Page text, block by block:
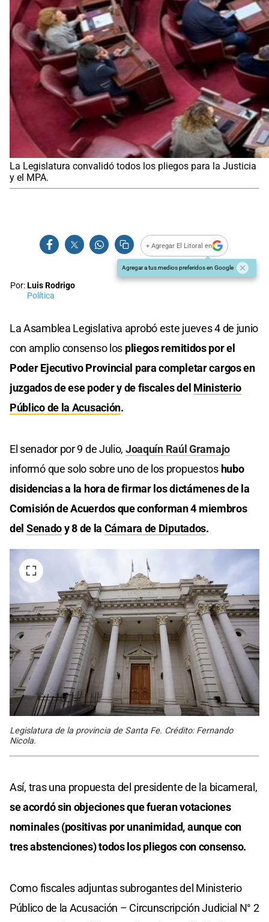
La Legislatura convalidó todos los pliegos para la Justicia
y el MPA.
+ Agregar El Litoral en
Agregar a tus medios preferidos en Google
Por:Luis Rodrigo
Política
La Asamblea Legislativa aprobó este jueves 4 de junio
con amplio consenso los pliegos remitidos por el
Poder Ejecutivo Provincial para completar cargos en
juzgados de ese poder y de fiscales del Ministerio
Público de la Acusación.
El senador por 9 de Julio, Joaquín Raúl Gramajo
informó que solo sobre uno de los propuestoshubo
disidencias a la hora de firmar los dictámenes de la
Comisión de Acuerdos que conforman 4 miembros
del Senadoy 8 de la Cámara de Diputados.
Legislatura de la provincia de Santa Fe. Crédito: Fernando
Nicola.
Así, tras una propuesta del presidente de la bicameral,
se acordó sin objeciones que fueran votaciones
nominales (positivas por unanimidad, aunque con
tres abstenciones) todos los pliegos con consenso.
Como fiscales adjuntas subrogantes del Ministerio
Público de la Acusación – Circunscripción Judicial N° 2